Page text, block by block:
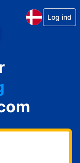
Log ind